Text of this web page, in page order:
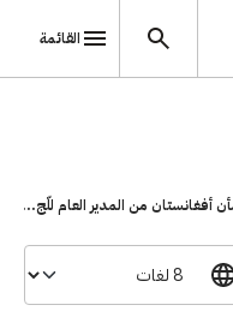
القائمة
أفغانستان من المدير العام للّج...